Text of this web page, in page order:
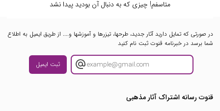
متاسفم! چیزی که به دنبال آن بودید پیدا نشد
در صورتی که تمایل دارید آثار جدید، طرحها، تیزرها و آموزشها و.... از طریق ایمیل به اطلاع
شما برسد در خبرنامه قنوت ثبت نام کنید
ثبت ایمیل
قنوت رسانه اشتراک آثار مذهبی